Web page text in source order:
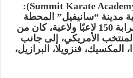
مدينة “سانيفيل” المحطة
الثانية بمشاركة قرابة 150 لاعبًا ولاعبة، كان من
الأمريكي، إلى جانب
فنزويلا، البرازيل،